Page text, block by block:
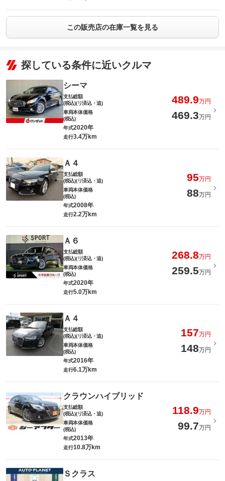
この販売店の在庫一覧を見る
探している条件に近いクルマ
シーマ
支払総額
(税込)(リ済込・追)
489.9万円
車両本体価格
(税込)
469.3万円
年式2020年
走行3.4万km
Ａ４
支払総額
(税込)(リ済込・追)
95万円
車両本体価格
(税込)
88万円
年式2008年
走行2.2万km
Ａ６
支払総額
(税込)(リ済込・追)
268.8万円
車両本体価格
(税込)
259.5万円
年式2020年
走行5.0万km
Ａ４
支払総額
(税込)(リ済込・追)
157万円
車両本体価格
(税込)
148万円
年式2016年
走行6.1万km
クラウンハイブリッド
支払総額
(税込)(リ済込・追)
118.9万円
車両本体価格
(税込)
99.7万円
年式2013年
走行10.8万km
Ｓクラス